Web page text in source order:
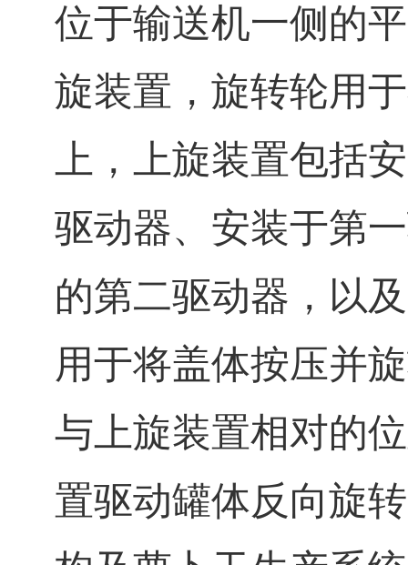
位于输送机一侧的
旋装置，旋转轮用
上，上旋装置包括
驱动器、安装于第
的第二驱动器，以
用于将盖体按压并
与上旋装置相对的
置驱动罐体反向旋